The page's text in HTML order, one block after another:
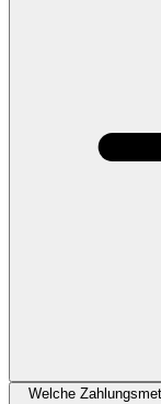
Welche